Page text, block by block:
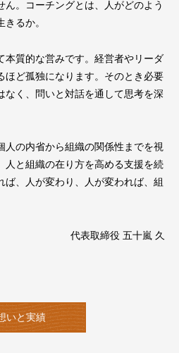
ん。コーチングとは、人がどのよう
るか。
本質的な営みです。経営者やリーダ
ほど孤独になります。そのとき必要
なく、問いと対話を通して思考を深
人の内省から組織の関係性までを視
人と組織の在り方を高める支援を続
ば、人が変わり、人が変われば、組
代表取締役 五十嵐 久
いと実績